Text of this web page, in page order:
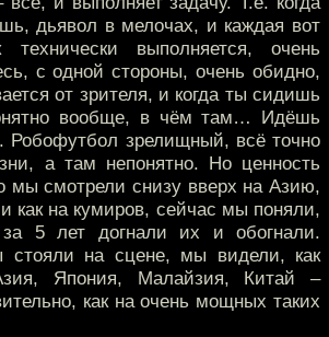
дьявол в мелочах, и каждая вот
выполняется, очень
с одной стороны, очень обидно,
от зрителя, и когда ты сидишь
вообще, в чём там… Идёшь
Робофутбол зрелищный, всё точно
а там непонятно. Но ценность
мы смотрели снизу вверх на Азию,
как на кумиров, сейчас мы поняли,
за 5 лет догнали их и обогнали.
стояли на сцене, мы видели, как
Япония, Малайзия, Китай –
как на очень мощных таких